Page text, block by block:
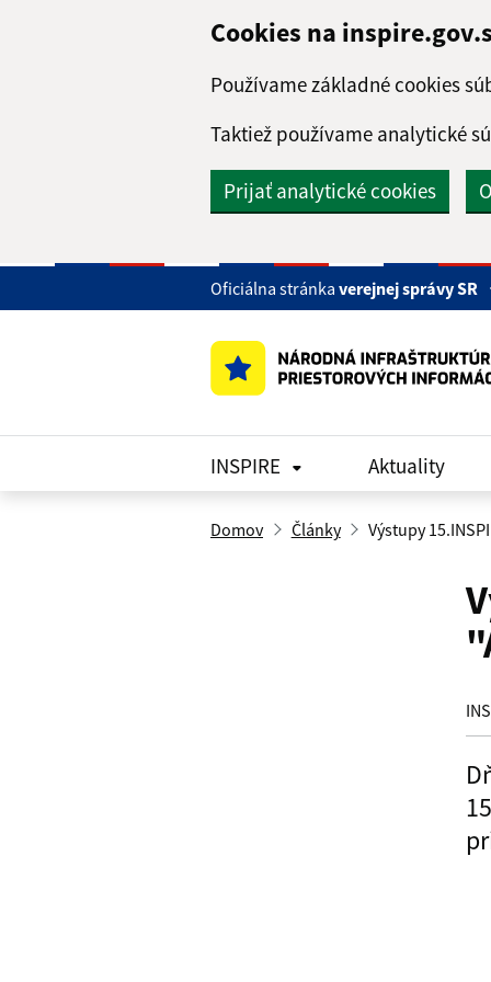
Cookies na
Používame základné cookies
Taktiež používame analytické
Prijať analytické cookies
Oficiálna stránka verejnej správy SR
INSPIRE Aktuality
Domov Články Výstupy